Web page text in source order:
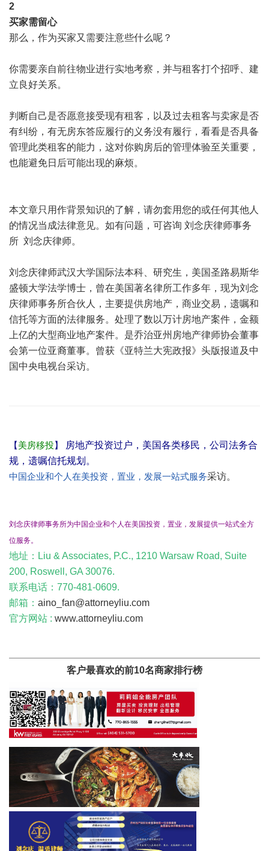
2
买家需留心
那么，作为买家又需要注意些什么呢？
你需要亲自前往物业进行实地考察，并与租客打个招呼、建
立良好关系。
判断自己是否愿意接受现有租客，以及过去租客与卖家是否
有纠纷，有无房东答应履行的义务没有履行，看看是否具备
管理此类租客的能力，这对你购房后的管理体验至关重要，
也能避免日后可能出现的麻烦。
本文章只用作背景知识的了解，请勿套用您的或任何其他人
的情况当成法律意见。如有问题，可咨询 刘念庆律师事务
所 刘念庆律师。
刘念庆律师武汉大学国际法本科、研究生，美国圣路易斯华
盛顿大学法学博士，曾在美国著名律所工作多年，现为刘念
庆律师事务所合伙人，主要提供房地产，商业交易，遗嘱和
信托等方面的法律服务。处理了数以万计房地产案件，金额
上亿的大型商业地产案件。是乔治亚州房地产律师协会董事
会第一位亚裔董事。曾获《亚特兰大宪政报》头版报道及中
国中央电视台采访。
【美房移投】
房地产投资过户，美国各类移民，公司法务合
规，遗嘱信托规划。
中国企业和个人在美投资，置业，发展一站式服务采访。
刘念庆律师事务所为中国企业和个人在美国投资，置业，发展提供一站式全方
位服务。
地址：Liu & Associates, P.C., 1210 Warsaw Road, Suite
200, Roswell, GA 30076.
联系电话：770-481-0609.
邮箱： aino_fan@attorneyliu.com
官方网站 : www.attorneyliu.com
客户最喜欢的前10名商家排行榜